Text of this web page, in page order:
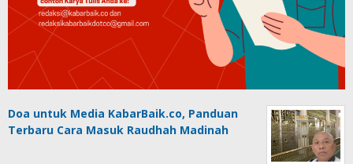
Doa untuk Media KabarBaik.co, Panduan
Terbaru Cara Masuk Raudhah Madinah